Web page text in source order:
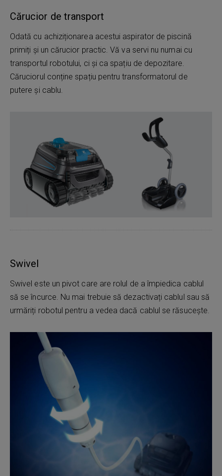
Cărucior de transport
Odată cu achiziționarea acestui aspirator de piscină
primiți și un cărucior practic. Vă va servi nu numai cu
transportul robotului, ci și ca spațiu de depozitare.
Căruciorul conține spațiu pentru transformatorul de
putere și cablu.
Swivel
Swivel este un pivot care are rolul de a împiedica cablul
să se încurce. Nu mai trebuie să dezactivați cablul sau să
urmăriți robotul pentru a vedea dacă cablul se răsucește.